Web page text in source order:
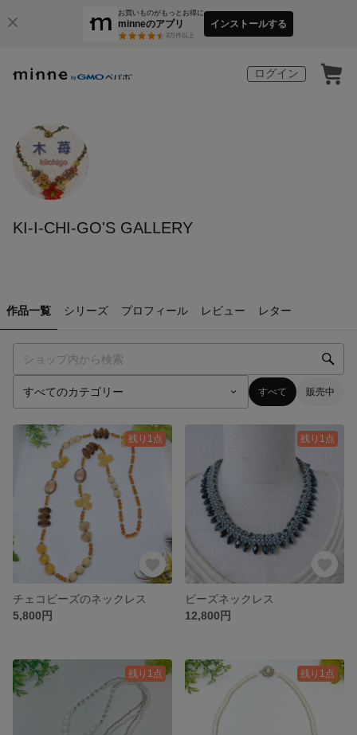
お買いものがもっとお得に
minneのアプリ
3万件以上
インストールする
ログイン
KI-I-CHI-GO'S GALLERY
作品一覧 シリーズ プロフィール レビュー レター
すべて 販売中
残り1点
チェコビーズのネックレス
5,800円
残り1点
ビーズネックレス
12,800円
残り1点 残り1点